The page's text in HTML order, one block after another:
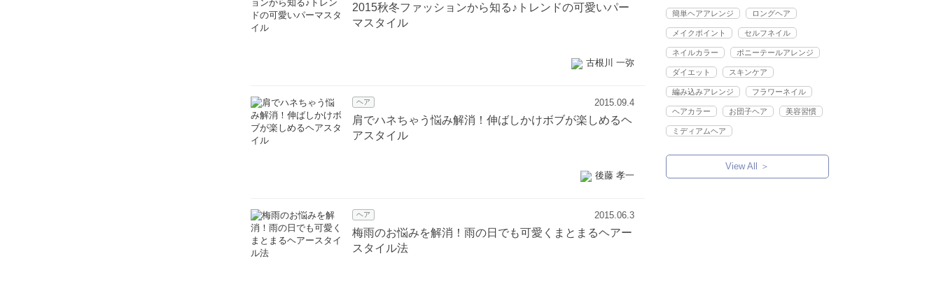
2015秋冬ファッションから知る♪トレンドの可愛いパー
マスタイル
古根川 一弥
ヘア 2015.09.4
肩でハネちゃう悩み解消！伸ばしかけボブが楽しめるヘ
アスタイル
後藤 孝一
ヘア 2015.06.3
梅雨のお悩みを解消！雨の日でも可愛くまとまるヘアー
スタイル法
簡単ヘアアレンジ ロングヘア
メイクポイント セルフネイル
ネイルカラー ポニーテールアレンジ
ダイエット スキンケア
編み込みアレンジ フラワーネイル
ヘアカラー お団子ヘア 美容習慣
ミディアムヘア
View All ＞